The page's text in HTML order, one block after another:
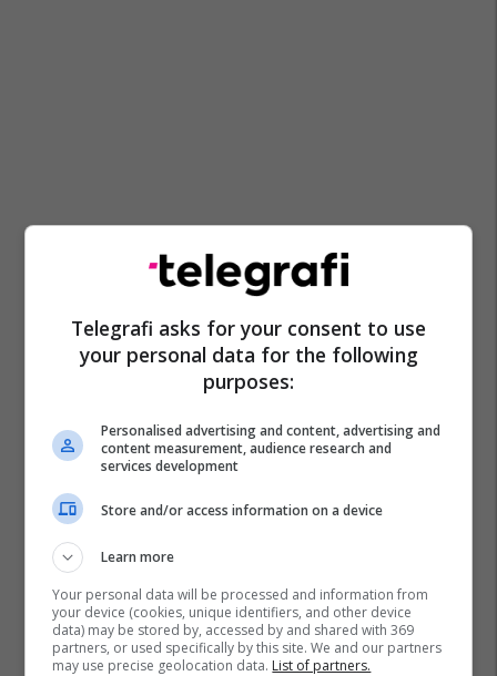
Telegrafi asks for your consent to use
your personal data for the following
purposes:
Personalised advertising and content, advertising and
content measurement, audience research and
services development
Store and/or access information on a device
Learn more
Your personal data will be processed and information from
your device (cookies, unique identifiers, and other device
data) may be stored by, accessed by and shared with 369
partners, or used specifically by this site. We and our partners
may use precise geolocation data. List of partners.